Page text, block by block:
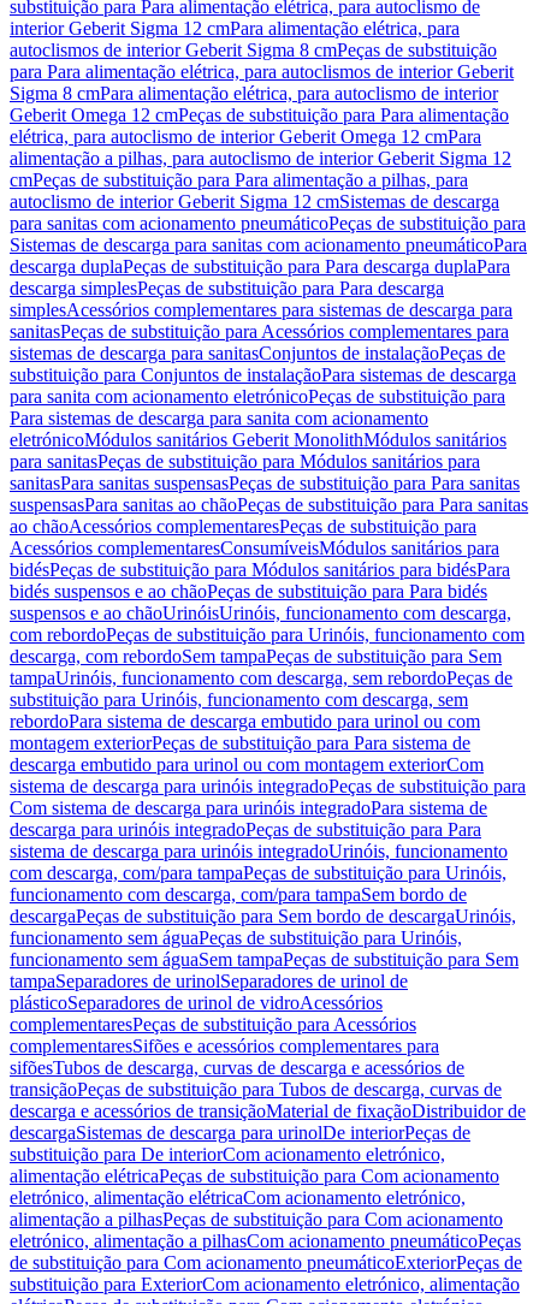
substituição para Para alimentação elétrica, para autoclismo de
interior Geberit Sigma 12 cmPara alimentação elétrica, para
autoclismos de interior Geberit Sigma 8 cmPeças de substituição
para Para alimentação elétrica, para autoclismos de interior Geberit
Sigma 8 cmPara alimentação elétrica, para autoclismo de interior
Geberit Omega 12 cmPeças de substituição para Para alimentação
elétrica, para autoclismo de interior Geberit Omega 12 cmPara
alimentação a pilhas, para autoclismo de interior Geberit Sigma 12
cmPeças de substituição para Para alimentação a pilhas, para
autoclismo de interior Geberit Sigma 12 cmSistemas de descarga
para sanitas com acionamento pneumáticoPeças de substituição para
Sistemas de descarga para sanitas com acionamento pneumáticoPara
descarga duplaPeças de substituição para Para descarga duplaPara
descarga simplesPeças de substituição para Para descarga
simplesAcessórios complementares para sistemas de descarga para
sanitasPeças de substituição para Acessórios complementares para
sistemas de descarga para sanitasConjuntos de instalaçãoPeças de
substituição para Conjuntos de instalaçãoPara sistemas de descarga
para sanita com acionamento eletrónicoPeças de substituição para
Para sistemas de descarga para sanita com acionamento
eletrónicoMódulos sanitários Geberit MonolithMódulos sanitários
para sanitasPeças de substituição para Módulos sanitários para
sanitasPara sanitas suspensasPeças de substituição para Para sanitas
suspensasPara sanitas ao chãoPeças de substituição para Para sanitas
ao chãoAcessórios complementaresPeças de substituição para
Acessórios complementaresConsumíveisMódulos sanitários para
bidésPeças de substituição para Módulos sanitários para bidésPara
bidés suspensos e ao chãoPeças de substituição para Para bidés
suspensos e ao chãoUrinóisUrinóis, funcionamento com descarga,
com rebordoPeças de substituição para Urinóis, funcionamento com
descarga, com rebordoSem tampaPeças de substituição para Sem
tampaUrinóis, funcionamento com descarga, sem rebordoPeças de
substituição para Urinóis, funcionamento com descarga, sem
rebordoPara sistema de descarga embutido para urinol ou com
montagem exteriorPeças de substituição para Para sistema de
descarga embutido para urinol ou com montagem exteriorCom
sistema de descarga para urinóis integradoPeças de substituição para
Com sistema de descarga para urinóis integradoPara sistema de
descarga para urinóis integradoPeças de substituição para Para
sistema de descarga para urinóis integradoUrinóis, funcionamento
com descarga, com/para tampaPeças de substituição para Urinóis,
funcionamento com descarga, com/para tampaSem bordo de
descargaPeças de substituição para Sem bordo de descargaUrinóis,
funcionamento sem águaPeças de substituição para Urinóis,
funcionamento sem águaSem tampaPeças de substituição para Sem
tampaSeparadores de urinolSeparadores de urinol de
plásticoSeparadores de urinol de vidroAcessórios
complementaresPeças de substituição para Acessórios
complementaresSifões e acessórios complementares para
sifõesTubos de descarga, curvas de descarga e acessórios de
transiçãoPeças de substituição para Tubos de descarga, curvas de
descarga e acessórios de transiçãoMaterial de fixaçãoDistribuidor de
descargaSistemas de descarga para urinolDe interiorPeças de
substituição para De interiorCom acionamento eletrónico,
alimentação elétricaPeças de substituição para Com acionamento
eletrónico, alimentação elétricaCom acionamento eletrónico,
alimentação a pilhasPeças de substituição para Com acionamento
eletrónico, alimentação a pilhasCom acionamento pneumáticoPeças
de substituição para Com acionamento pneumáticoExteriorPeças de
substituição para ExteriorCom acionamento eletrónico, alimentação